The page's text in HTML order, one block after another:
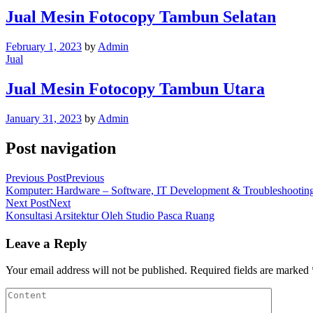
Jual Mesin Fotocopy Tambun Selatan
February 1, 2023 by Admin
Jual
Jual Mesin Fotocopy Tambun Utara
January 31, 2023 by Admin
Post navigation
Previous PostPrevious
Komputer: Hardware – Software, IT Development &
Next PostNext
Konsultasi Arsitektur Oleh Studio Pasca Ruang
Leave a Reply
Your email address will not be published. Required fields are marked